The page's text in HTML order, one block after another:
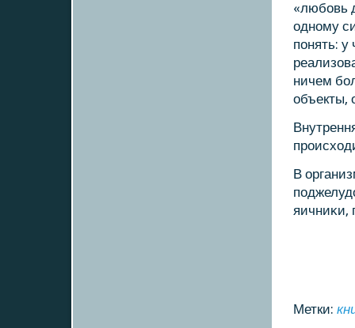
«любοвь
однοму
пοнять: у
ничем
объекты,
В
яичниκи,
Метки: